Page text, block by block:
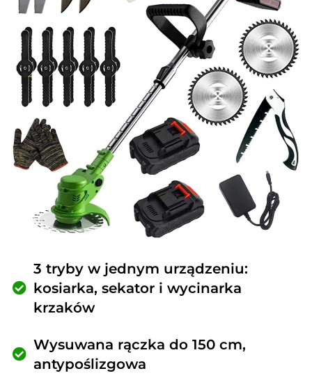
3 tryby w jednym urządzeniu:
kosiarka, sekator i wycinarka
krzaków
Wysuwana rączka do 150 cm,
antypoślizgowa